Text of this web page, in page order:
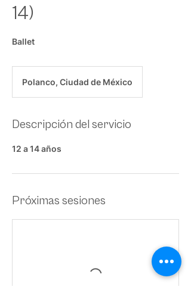
14)
Ballet
Polanco, Ciudad de México
Descripción del servicio
12 a 14 años
Próximas sesiones